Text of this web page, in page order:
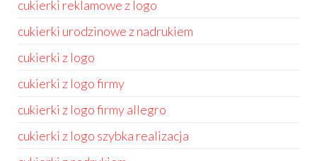
cukierki reklamowe z logo
cukierki urodzinowe z nadrukiem
cukierki z logo
cukierki z logo firmy
cukierki z logo firmy allegro
cukierki z logo szybka realizacja